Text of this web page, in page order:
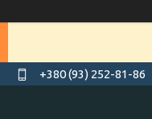
+380 (93) 252-81-86